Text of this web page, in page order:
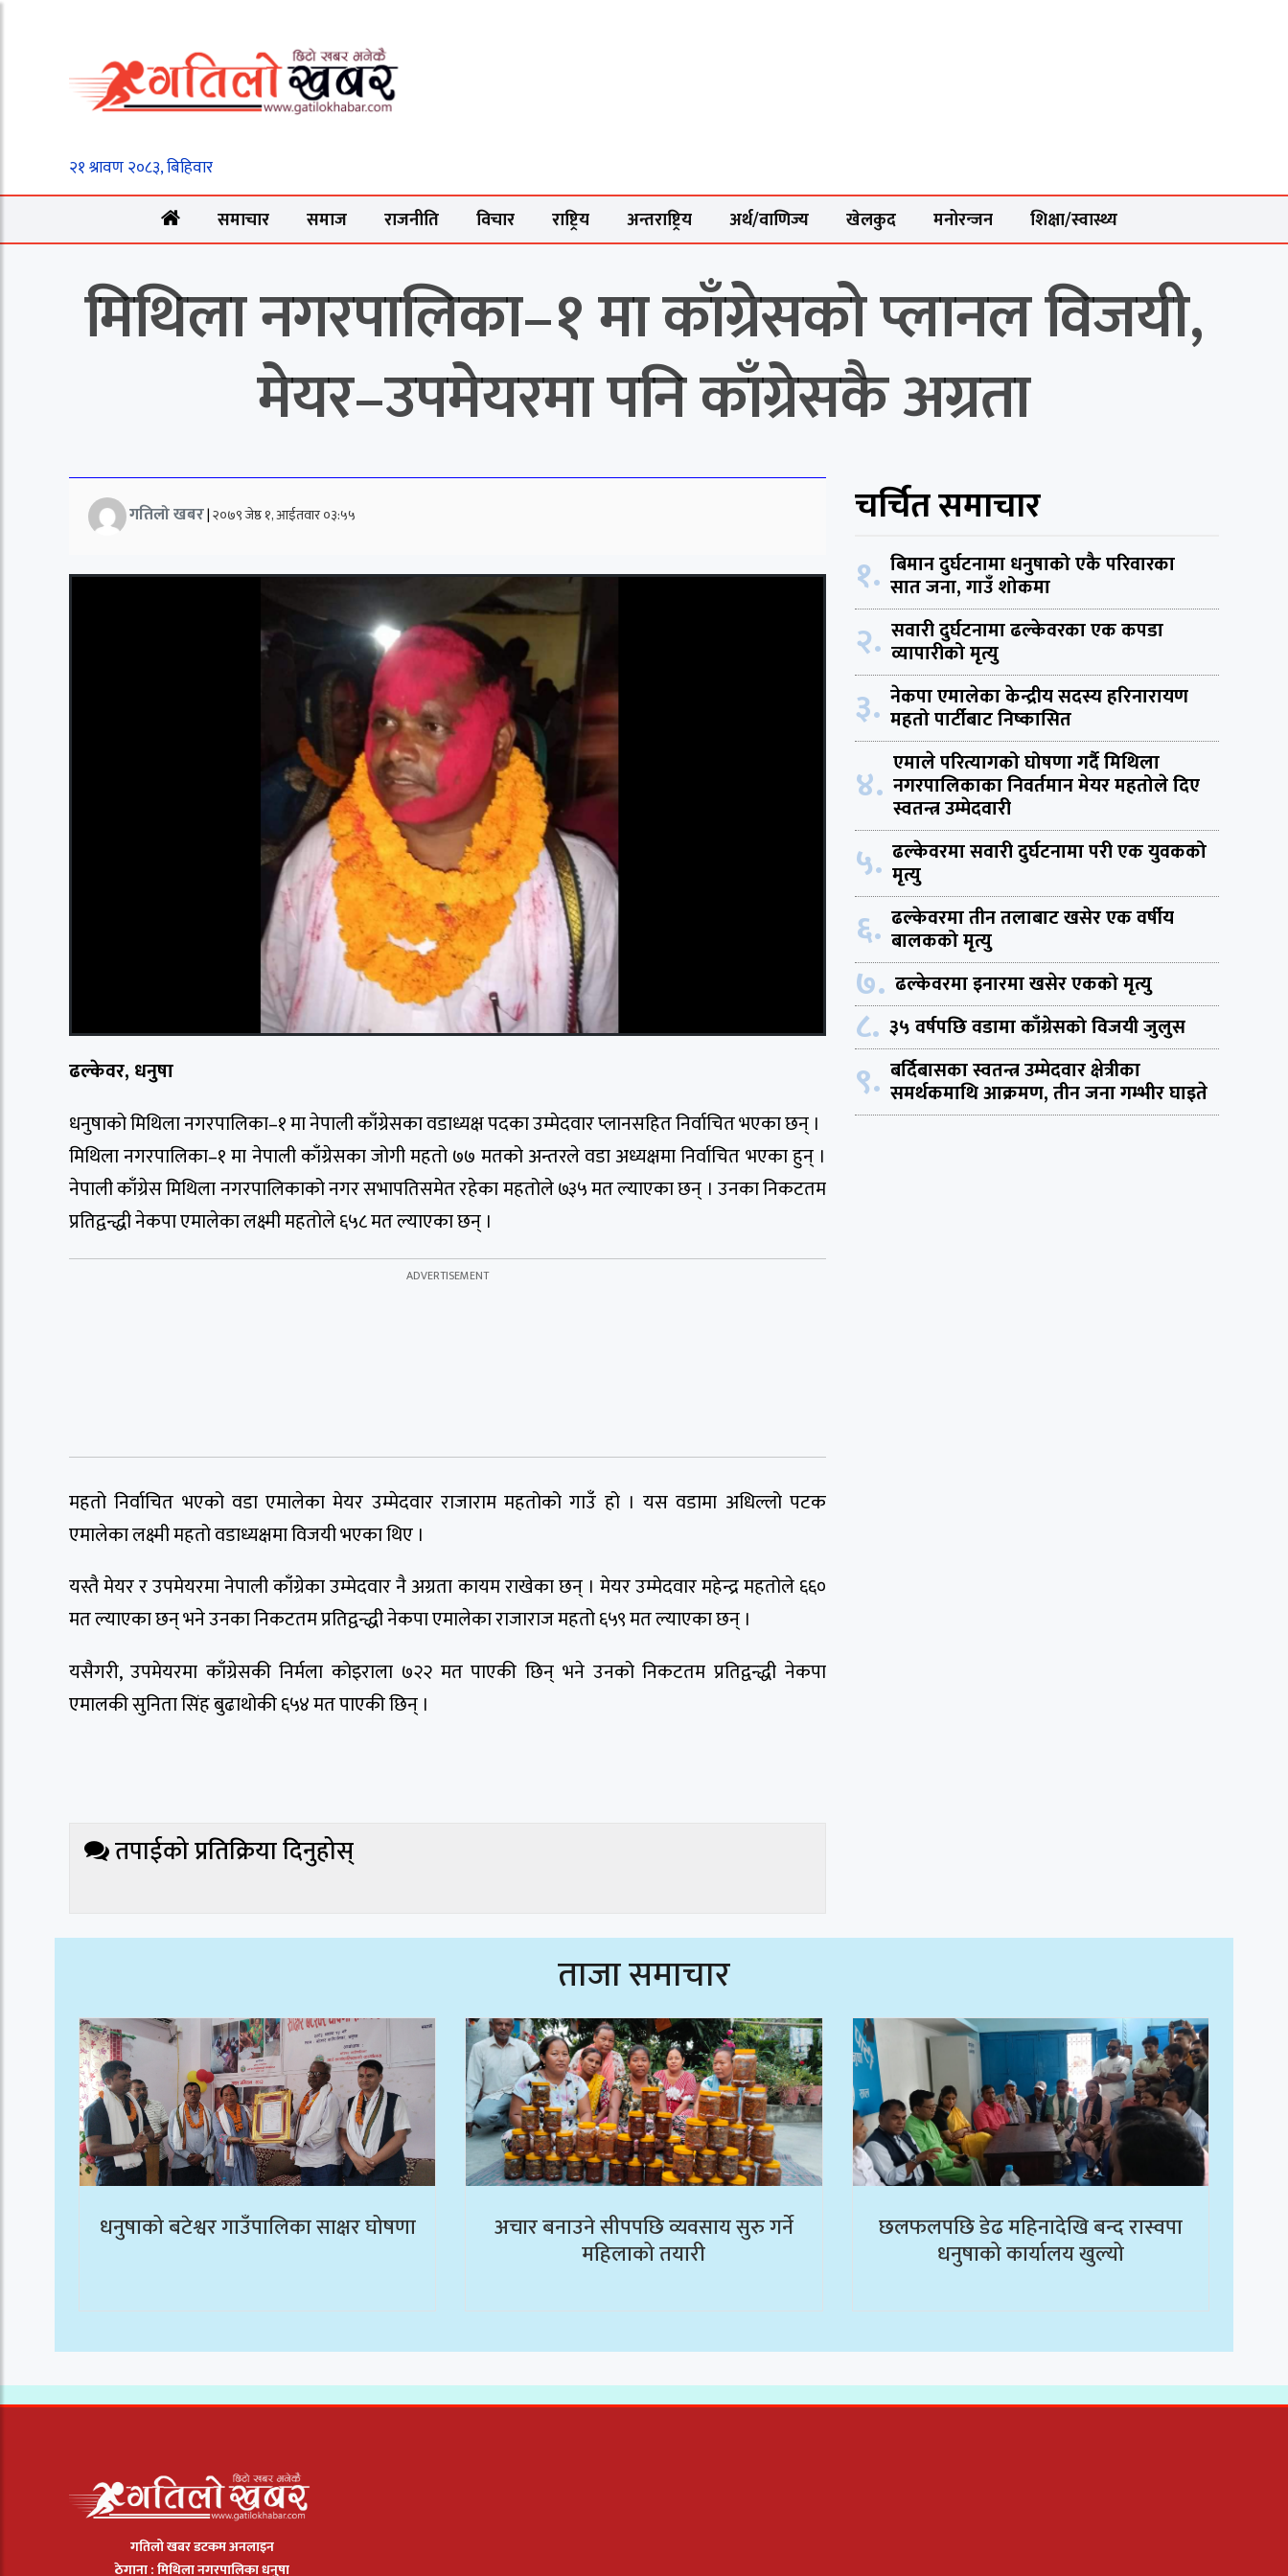
समाचार समाज राजनीति विचार राष्ट्रिय अन्तराष्ट्रिय अर्थ/वाणिज्य खेलकुद मनोरन्जन शिक्षा/स्वास्थ्य
मिथिला नगरपालिका–१ मा काँग्रेसको प्लानल विजयी,
मेयर–उपमेयरमा पनि काँग्रेसकै अग्रता
गतिलो खबर|२०७९ जेष्ठ १, आईतवार ०३:५५
ढल्केवर, धनुषा
धनुषाको मिथिला नगरपालिका–१ मा नेपाली काँग्रेसका वडाध्यक्ष पदका उम्मेदवार प्लानसहित निर्वाचित भएका छन् ।
मिथिला नगरपालिका–१ मा नेपाली काँग्रेसका जोगी महतो ७७ मतको अन्तरले वडा अध्यक्षमा निर्वाचित भएका हुन् ।
नेपाली काँग्रेस मिथिला नगरपालिकाको नगर सभापतिसमेत रहेका महतोले ७३५ मत ल्याएका छन् । उनका निकटतम
प्रतिद्वन्द्धी नेकपा एमालेका लक्ष्मी महतोले ६५८ मत ल्याएका छन् ।
महतो निर्वाचित भएको वडा एमालेका मेयर उम्मेदवार राजाराम महतोको गाउँ हो । यस वडामा अधिल्लो पटक
एमालेका लक्ष्मी महतो वडाध्यक्षमा विजयी भएका थिए ।
यस्तै मेयर र उपमेयरमा नेपाली काँग्रेका उम्मेदवार नै अग्रता कायम राखेका छन् । मेयर उम्मेदवार महेन्द्र महतोले ६६०
मत ल्याएका छन् भने उनका निकटतम प्रतिद्वन्द्धी नेकपा एमालेका राजाराज महतो ६५९ मत ल्याएका छन् ।
यसैगरी, उपमेयरमा काँग्रेसकी निर्मला कोइराला ७२२ मत पाएकी छिन् भने उनको निकटतम प्रतिद्वन्द्धी नेकपा
एमालकी सुनिता सिंह बुढाथोकी ६५४ मत पाएकी छिन् ।
तपाईको प्रतिक्रिया दिनुहोस्
चर्चित समाचार
१. बिमान दुर्घटनामा धनुषाको एकै परिवारका
सात जना, गाउँ शोकमा
२. सवारी दुर्घटनामा ढल्केवरका एक कपडा
व्यापारीको मृत्यु
३. नेकपा एमालेका केन्द्रीय सदस्य हरिनारायण
महतो पार्टीबाट निष्कासित
४. एमाले परित्यागको घोषणा गर्दै मिथिला
नगरपालिकाका निवर्तमान मेयर महतोले दिए
स्वतन्त्र उम्मेदवारी
५. ढल्केवरमा सवारी दुर्घटनामा परी एक युवकको
मृत्यु
६. ढल्केवरमा तीन तलाबाट खसेर एक वर्षीय
बालकको मृत्यु
७. ढल्केवरमा इनारमा खसेर एकको मृत्यु
८. ३५ वर्षपछि वडामा काँग्रेसको विजयी जुलुस
९. बर्दिबासका स्वतन्त्र उम्मेदवार क्षेत्रीका
समर्थकमाथि आक्रमण, तीन जना गम्भीर घाइते
ताजा समाचार
धनुषाको बटेश्वर गाउँपालिका साक्षर घोषणा अचार बनाउने सीपपछि व्यवसाय सुरु गर्ने
महिलाको तयारी
छलफलपछि डेढ महिनादेखि बन्द रास्वपा
धनुषाको कार्यालय खुल्यो
गतिलो खबर डटकम अनलाइन
ठेगाना : मिथिला नगरपालिका धनुषा